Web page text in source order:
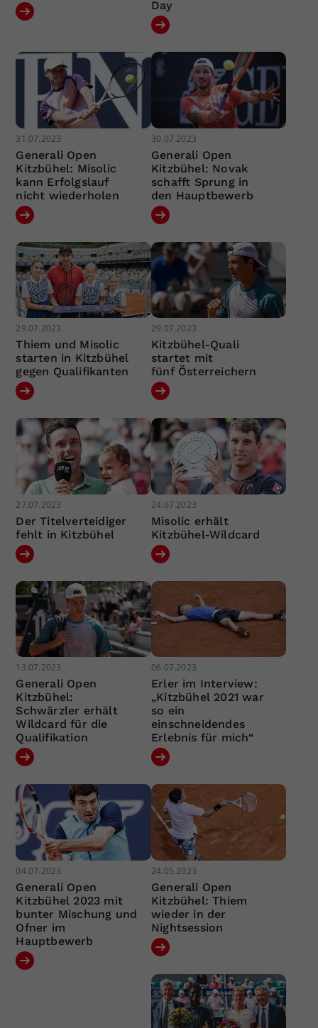
Day
31.07.2023
Generali Open
Kitzbühel: Misolic
kann Erfolgslauf
nicht wiederholen
30.07.2023
Generali Open
Kitzbühel: Novak
schafft Sprung in
den Hauptbewerb
29.07.2023
Thiem und Misolic
starten in Kitzbühel
gegen Qualifikanten
29.07.2023
Kitzbühel-Quali
startet mit
fünf Österreichern
27.07.2023
Der Titelverteidiger
fehlt in Kitzbühel
24.07.2023
Misolic erhält
Kitzbühel-Wildcard
13.07.2023
Generali Open
Kitzbühel:
Schwärzler erhält
Wildcard für die
Qualifikation
06.07.2023
Erler im Interview:
„Kitzbühel 2021 war
so ein
einschneidendes
Erlebnis für mich“
04.07.2023
Generali Open
Kitzbühel 2023 mit
bunter Mischung und
Ofner im
Hauptbewerb
24.05.2023
Generali Open
Kitzbühel: Thiem
wieder in der
Nightsession